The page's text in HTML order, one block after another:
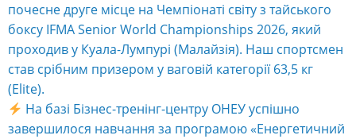
почесне друге місце на Чемпіонаті світу з тайського
боксу IFMA Senior World Championships 2026, який
проходив у Куала-Лумпурі (Малайзія). Наш спортсмен
став срібним призером у ваговій категорії 63,5 кг
(Elite).
На базі Бізнес-тренінг-центру ОНЕУ успішно
завершилося навчання за програмою «Енергетичний